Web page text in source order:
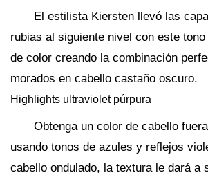
El estilista Kiersten llevó las
rubias al siguiente nivel con este
de color creando la combinación
morados en cabello castaño oscuro.
Highlights ultraviolet púrpura
Obtenga un color de cabello
usando tonos de azules y reflejos
cabello ondulado, la textura le dará a